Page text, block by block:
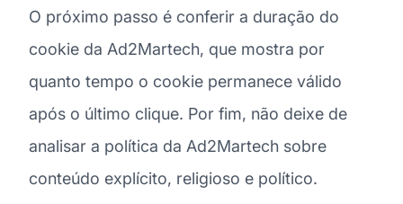
O próximo passo é conferir a duração do
cookie da Ad2Martech, que mostra por
quanto tempo o cookie permanece válido
após o último clique. Por fim, não deixe de
analisar a política da Ad2Martech sobre
conteúdo explícito, religioso e político.